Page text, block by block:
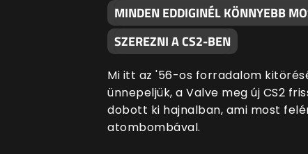
MINDEN EDDIGINÉL KÖNNYEBB
SZEREZNI A CS2-BEN
Mi itt az '56-os forradalom
ünnepeljük, a Valve meg új CS2
dobott ki hajnalban, ami most
atombombával.